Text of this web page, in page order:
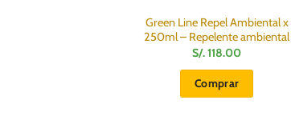
Green Line Repel Ambiental x
250ml – Repelente ambiental
S/.118.00
Comprar